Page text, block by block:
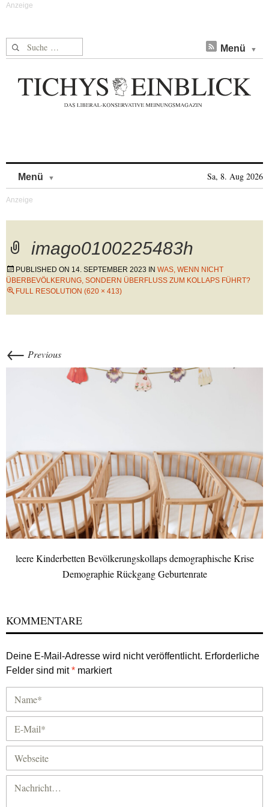
Suche nach: Menü
Menü Sa, 8. Aug 2026
imago0100225483h
PUBLISHED ON 14. SEPTEMBER 2023 IN WAS, WENN NICHT
ÜBERBEVÖLKERUNG, SONDERN ÜBERFLUSS ZUM KOLLAPS FÜHRT?
FULL RESOLUTION (620 × 413)
← Previous
leere Kinderbetten Bevölkerungskollaps demographische Krise
Demographie Rückgang Geburtenrate
KOMMENTARE
Deine E-Mail-Adresse wird nicht veröffentlicht. Erforderliche
Felder sind mit* markiert